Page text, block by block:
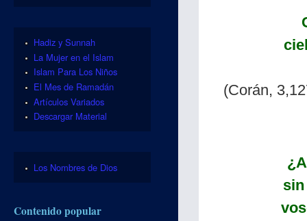
(Corán,
Hadiz y Sunnah
La Mujer en el Islam
Islam Para Los Niños
El Mes de Ramadán
Artículos Variados
Descargar Material
Los Nombres de Dios
Contenido popular